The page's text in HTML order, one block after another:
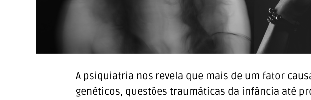
A psiquiatria nos revela que mais de um fator
genéticos, questões traumáticas da infância até